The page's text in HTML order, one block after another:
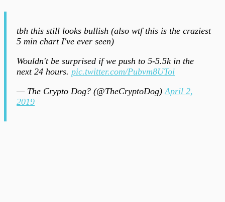
tbh this still looks bullish (also wtf this is the craziest
5 min chart I've ever seen)
Wouldn't be surprised if we push to 5-5.5k in the
next 24 hours. pic.twitter.com/Pubvm8UToi
— The Crypto Dog? (@TheCryptoDog) April 2,
2019